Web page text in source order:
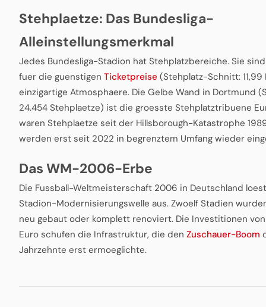
Stehplaetze: Das Bundesliga-
Alleinstellungsmerkmal
Jedes Bundesliga-Stadion hat Stehplatzbereiche. Sie
fuer die guenstigen Ticketpreise (Stehplatz-Schnitt:
einzigartige Atmosphaere. Die Gelbe Wand in Dortmund
24.454 Stehplaetze) ist die groesste Stehplatztribuene
waren Stehplaetze seit der Hillsborough-Katastrophe
werden erst seit 2022 in begrenztem Umfang wieder
Das WM-2006-Erbe
Die Fussball-Weltmeisterschaft 2006 in Deutschland
Stadion-Modernisierungswelle aus. Zwoelf Stadien
neu gebaut oder komplett renoviert. Die Investitionen
Euro schufen die Infrastruktur, die den Zuschauer-Boom
Jahrzehnte erst ermoeglichte.